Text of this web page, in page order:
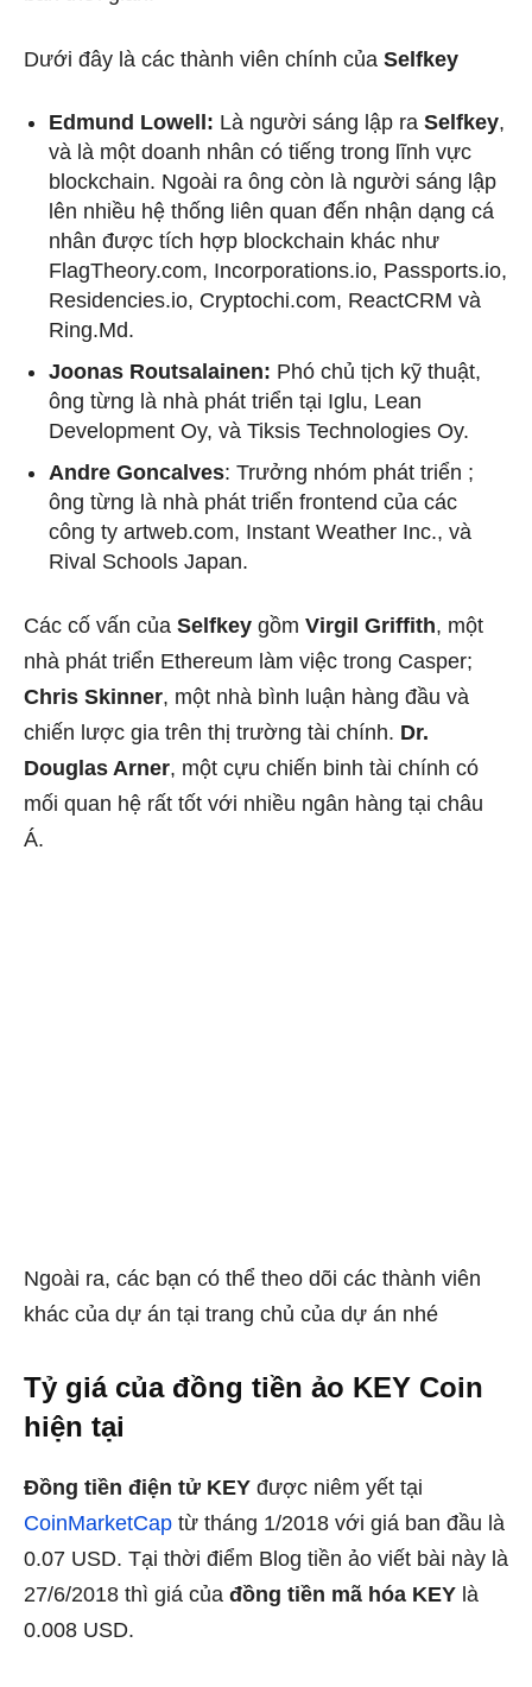
Dưới đây là các thành viên chính của Selfkey
Edmund Lowell: Là người sáng lập ra Selfkey,
và là một doanh nhân có tiếng trong lĩnh vực
blockchain. Ngoài ra ông còn là người sáng lập
lên nhiều hệ thống liên quan đến nhận dạng cá
nhân được tích hợp blockchain khác như
FlagTheory.com, Incorporations.io, Passports.io,
Residencies.io, Cryptochi.com, ReactCRM và
Ring.Md.
Joonas Routsalainen: Phó chủ tịch kỹ thuật,
ông từng là nhà phát triển tại Iglu, Lean
Development Oy, và Tiksis Technologies Oy.
Andre Goncalves: Trưởng nhóm phát triển ;
ông từng là nhà phát triển frontend của các
công ty artweb.com, Instant Weather Inc., và
Rival Schools Japan.
Các cố vấn của Selfkey gồm Virgil Griffith, một
nhà phát triển Ethereum làm việc trong Casper;
Chris Skinner, một nhà bình luận hàng đầu và
chiến lược gia trên thị trường tài chính. Dr.
Douglas Arner, một cựu chiến binh tài chính có
mối quan hệ rất tốt với nhiều ngân hàng tại châu
Á.
Ngoài ra, các bạn có thể theo dõi các thành viên
khác của dự án tại trang chủ của dự án nhé
Tỷ giá của đồng tiền ảo KEY Coin
hiện tại
Đồng tiền điện tử KEY được niêm yết tại
CoinMarketCap từ tháng 1/2018 với giá ban đầu là
0.07 USD. Tại thời điểm Blog tiền ảo viết bài này là
27/6/2018 thì giá của đồng tiền mã hóa KEY là
0.008 USD.